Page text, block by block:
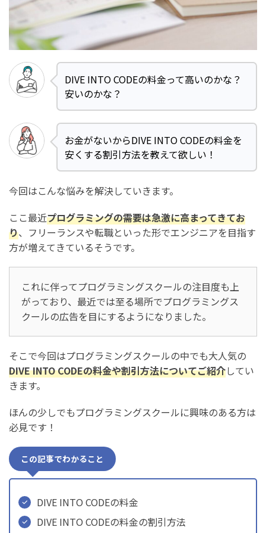
DIVE INTO CODEの料金って高いのかな？
安いのかな？
お金がないからDIVE INTO CODEの料金を
安くする割引方法を教えて欲しい！
今回はこんな悩みを解決していきます。
ここ最近プログラミングの需要は急激に高まってきてお
り、フリーランスや転職といった形でエンジニアを目指す
方が増えてきているそうです。
これに伴ってプログラミングスクールの注目度も上
がっており、最近では至る場所でプログラミングス
クールの広告を目にするようになりました。
そこで今回はプログラミングスクールの中でも大人気の
DIVE INTO CODEの料金や割引方法についてご紹介してい
きます。
ほんの少しでもプログラミングスクールに興味のある方は
必見です！
この記事でわかること
DIVE INTO CODEの料金
DIVE INTO CODEの料金の割引方法